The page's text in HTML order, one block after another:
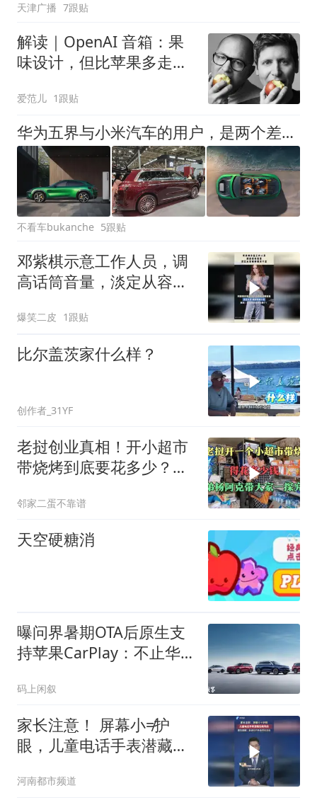
天津广播 7跟贴
解读｜OpenAI 音箱：果
味设计，但比苹果多走一
爱范儿 1跟贴
华为五界与小米汽车的用户，是两个差异最大的购车群体吧？
不看车bukanche 5跟贴
邓紫棋示意工作人员，调
高话筒音量，淡定从容模
爆笑二皮 1跟贴
比尔盖茨家什么样？
创作者_31YF
老挝创业真相！开小超市
带烧烤到底要花多少？三
邻家二蛋不靠谱
天空硬糖消
曝问界暑期OTA后原生支
持苹果CarPlay：不止华
码上闲叙
家长注意！ 屏幕小≠护
眼，儿童电话手表潜藏伤
行户外自然光活动
河南都市频道